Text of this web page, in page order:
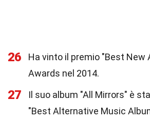
26
Ha vinto il premio "Best New
Awards nel 2014.
27
Il suo album "All Mirrors" è
"Best Alternative Music